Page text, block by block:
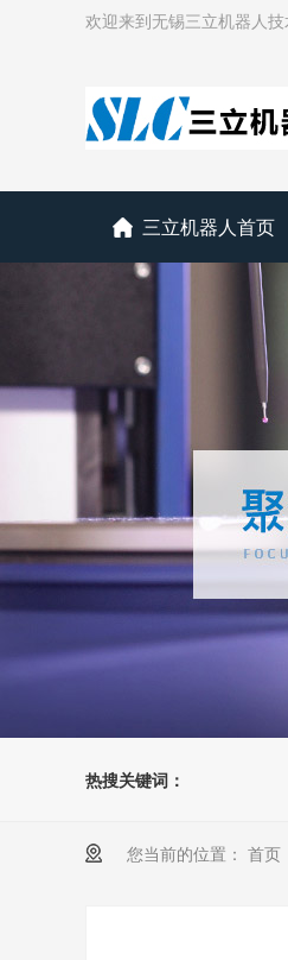
欢迎来到无锡三立机器人
三立机器人首页
热搜关键词：
您当前的位置： 首页